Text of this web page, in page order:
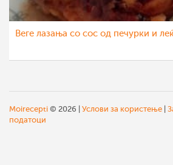
Веге лазања со сос од печурки и
Moirecepti © 2026 | Услови за користење
податоци